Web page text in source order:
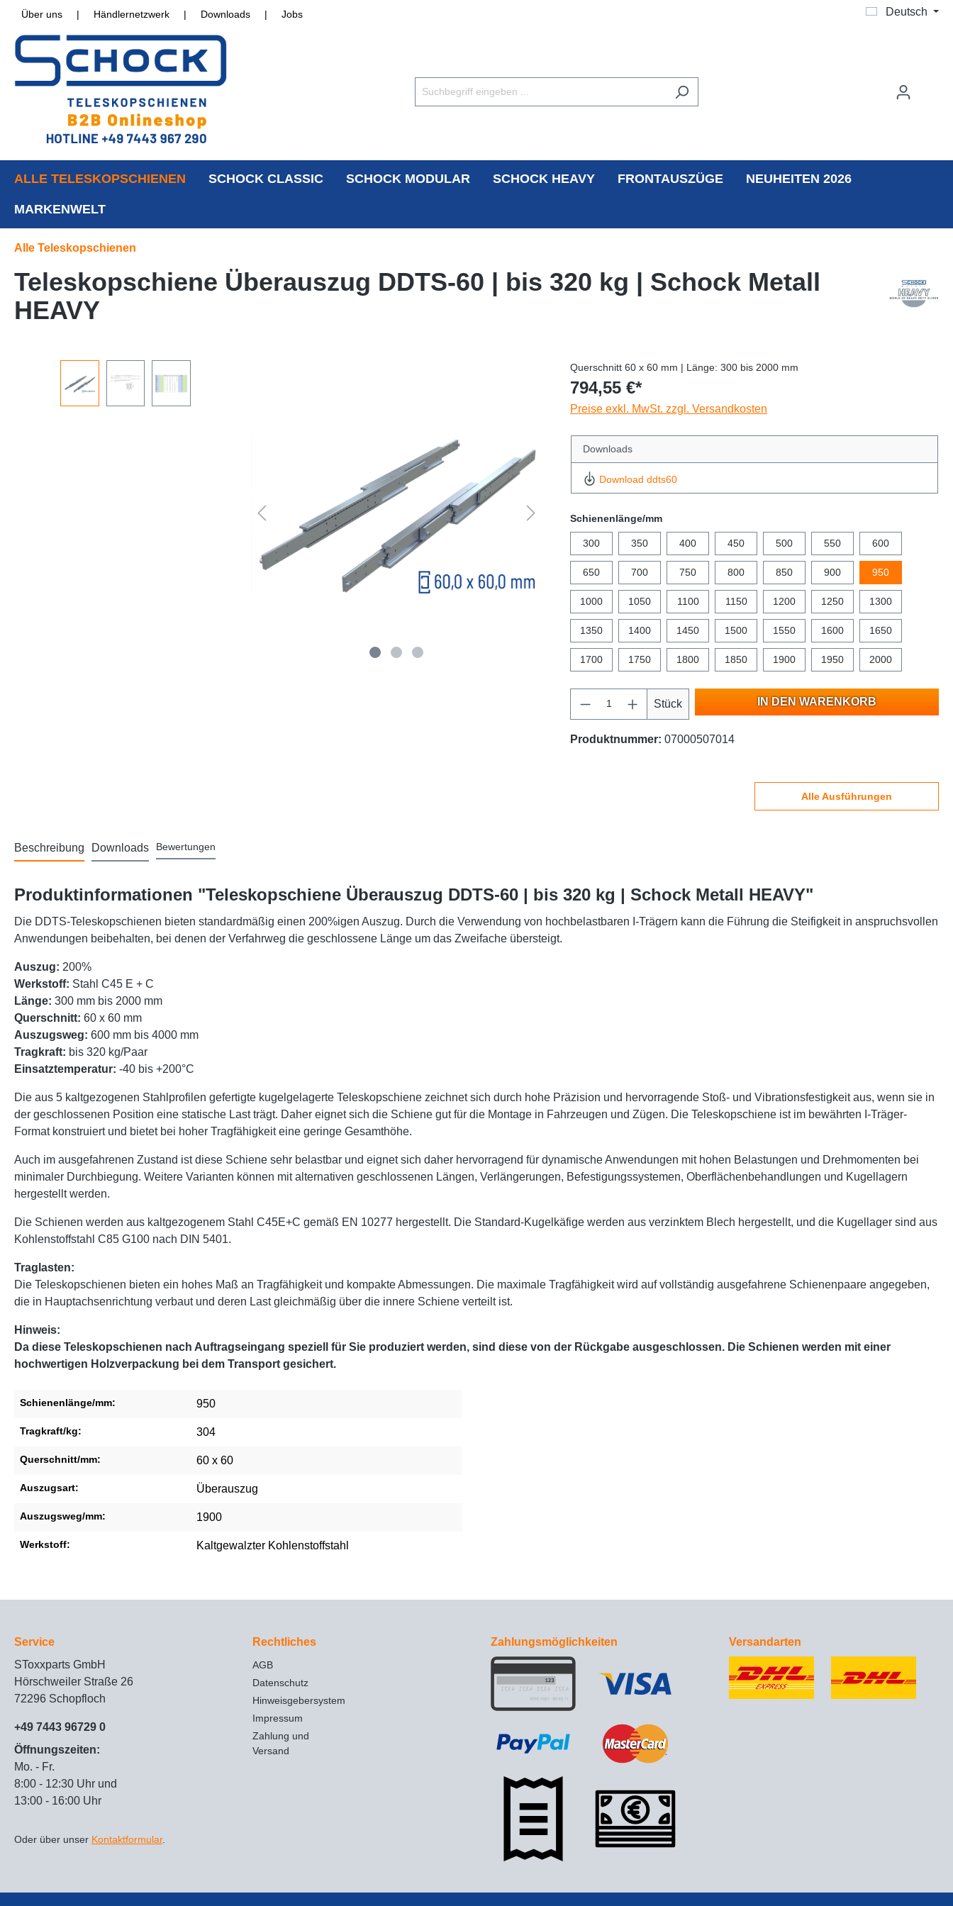
Über uns | Händlernetzwerk | Downloads | Jobs Deutsch
ALLE TELESKOPSCHIENEN SCHOCK CLASSIC SCHOCK MODULAR SCHOCK HEAVY FRONTAUSZÜGE NEUHEITEN 2026
MARKENWELT
Alle Teleskopschienen
Teleskopschiene Überauszug DDTS-60 | bis 320 kg | Schock Metall
HEAVY
Querschnitt 60 x 60 mm | Länge: 300 bis 2000 mm
794,55 €*
Preise exkl. MwSt. zzgl. Versandkosten
Downloads
Download ddts60
Schienenlänge/mm
300 350 400 450 500 550 600
650 700 750 800 850 900 950
1000 1050 1100 1150 1200 1250 1300
1350 1400 1450 1500 1550 1600 1650
1700 1750 1800 1850 1900 1950 2000
Stück IN DEN WARENKORB
Produktnummer: 07000507014
Alle Ausführungen
Beschreibung Downloads Bewertungen
Produktinformationen "Teleskopschiene Überauszug DDTS-60 | bis 320 kg | Schock Metall HEAVY"
Die DDTS-Teleskopschienen bieten standardmäßig einen 200%igen Auszug. Durch die Verwendung von hochbelastbaren I-Trägern kann die Führung die Steifigkeit in anspruchsvollen
Anwendungen beibehalten, bei denen der Verfahrweg die geschlossene Länge um das Zweifache übersteigt.
Auszug: 200%
Werkstoff: Stahl C45 E + C
Länge: 300 mm bis 2000 mm
Querschnitt: 60 x 60 mm
Auszugsweg: 600 mm bis 4000 mm
Tragkraft: bis 320 kg/Paar
Einsatztemperatur: -40 bis +200°C
Die aus 5 kaltgezogenen Stahlprofilen gefertigte kugelgelagerte Teleskopschiene zeichnet sich durch hohe Präzision und hervorragende Stoß- und Vibrationsfestigkeit aus, wenn sie in
der geschlossenen Position eine statische Last trägt. Daher eignet sich die Schiene gut für die Montage in Fahrzeugen und Zügen. Die Teleskopschiene ist im bewährten I-Träger-
Format konstruiert und bietet bei hoher Tragfähigkeit eine geringe Gesamthöhe.
Auch im ausgefahrenen Zustand ist diese Schiene sehr belastbar und eignet sich daher hervorragend für dynamische Anwendungen mit hohen Belastungen und Drehmomenten bei
minimaler Durchbiegung. Weitere Varianten können mit alternativen geschlossenen Längen, Verlängerungen, Befestigungssystemen, Oberflächenbehandlungen und Kugellagern
hergestellt werden.
Die Schienen werden aus kaltgezogenem Stahl C45E+C gemäß EN 10277 hergestellt. Die Standard-Kugelkäfige werden aus verzinktem Blech hergestellt, und die Kugellager sind aus
Kohlenstoffstahl C85 G100 nach DIN 5401.
Traglasten:
Die Teleskopschienen bieten ein hohes Maß an Tragfähigkeit und kompakte Abmessungen. Die maximale Tragfähigkeit wird auf vollständig ausgefahrene Schienenpaare angegeben,
die in Hauptachsenrichtung verbaut und deren Last gleichmäßig über die innere Schiene verteilt ist.
Hinweis:
Da diese Teleskopschienen nach Auftragseingang speziell für Sie produziert werden, sind diese von der Rückgabe ausgeschlossen. Die Schienen werden mit einer
hochwertigen Holzverpackung bei dem Transport gesichert.
Schienenlänge/mm: 950
Tragkraft/kg: 304
Querschnitt/mm: 60 x 60
Auszugsart: Überauszug
Auszugsweg/mm: 1900
Werkstoff: Kaltgewalzter Kohlenstoffstahl
Service
SToxxparts GmbH
Hörschweiler Straße 26
72296 Schopfloch
+49 7443 96729 0
Öffnungszeiten:
Mo. - Fr.
8:00 - 12:30 Uhr und
13:00 - 16:00 Uhr
Oder über unser Kontaktformular.
Rechtliches
AGB
Datenschutz
Hinweisgebersystem
Impressum
Zahlung und
Versand
Zahlungsmöglichkeiten Versandarten